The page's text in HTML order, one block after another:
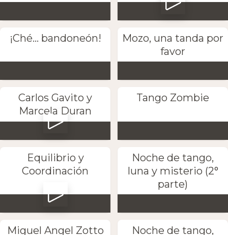
¡Ché... bandoneón!
Mozo, una tanda por
favor
Carlos Gavito y
Marcela Duran
Tango Zombie
Equilibrio y
Coordinación
Noche de tango,
luna y misterio (2°
parte)
Miguel Angel Zotto Noche de tango,